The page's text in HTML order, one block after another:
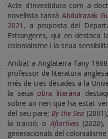
Acte d'investidura com a
novel·lista tanzàAbdulrazak
2021 , a proposta del
Estrangeres, qui en destaca
colonialisme i la seua
Arribat a Anglaterra l'any
professor de literatura
més de tres dècades a la
la seua obra literària
sobre un nen que ha estat
del seu pare; By the Sea
la traïció; oAfterlives(2020),
generacionals del